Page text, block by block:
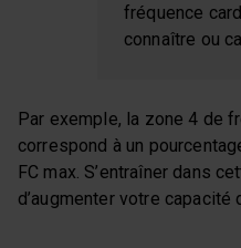
fréquence
connaître ou
Par exemple, la zone 4 de
correspond à un
FC max. S’entraîner dans
d’augmenter votre